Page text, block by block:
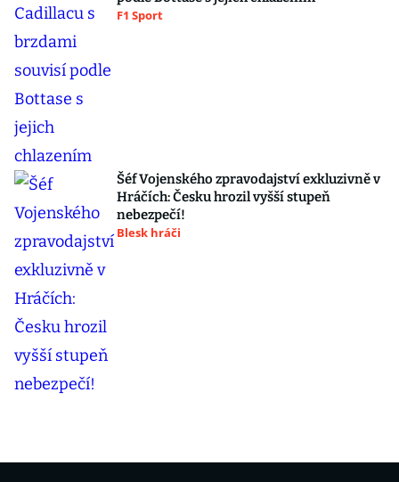
F1 Sport
Šéf Vojenského zpravodajství exkluzivně v
Hráčích: Česku hrozil vyšší stupeň
nebezpečí!
Blesk hráči